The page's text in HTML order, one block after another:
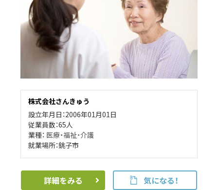
株式会社さんきゅう
設立年月日：2006年01月01日
従業員数：65人
業種： 医療・福祉・介護
就業場所：銚子市
詳細をみる 気になる！